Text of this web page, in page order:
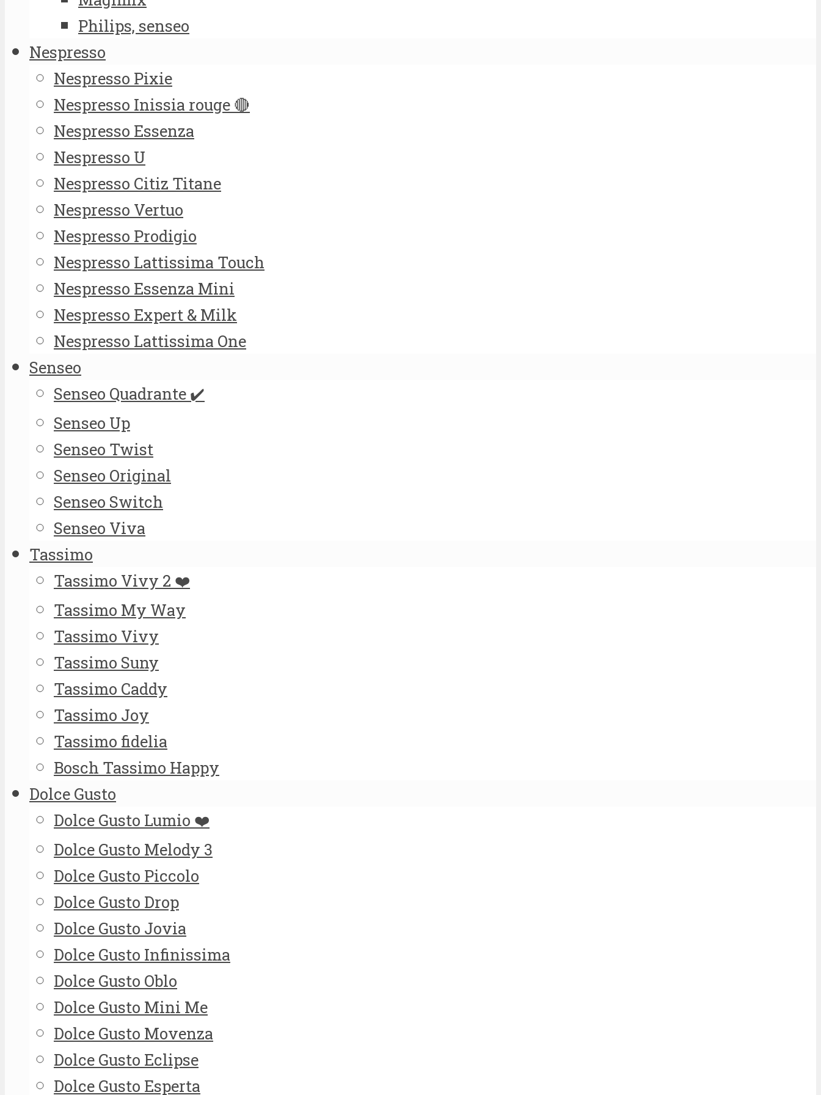
Philips, senseo
Nespresso
Nespresso Pixie
Nespresso Inissia rouge 🔴
Nespresso Essenza
Nespresso U
Nespresso Citiz Titane
Nespresso Vertuo
Nespresso Prodigio
Nespresso Lattissima Touch
Nespresso Essenza Mini
Nespresso Expert & Milk
Nespresso Lattissima One
Senseo
Senseo Quadrante ✔️
Senseo Up
Senseo Twist
Senseo Original
Senseo Switch
Senseo Viva
Tassimo
Tassimo Vivy 2 ❤️
Tassimo My Way
Tassimo Vivy
Tassimo Suny
Tassimo Caddy
Tassimo Joy
Tassimo fidelia
Bosch Tassimo Happy
Dolce Gusto
Dolce Gusto Lumio ❤️
Dolce Gusto Melody 3
Dolce Gusto Piccolo
Dolce Gusto Drop
Dolce Gusto Jovia
Dolce Gusto Infinissima
Dolce Gusto Oblo
Dolce Gusto Mini Me
Dolce Gusto Movenza
Dolce Gusto Eclipse
Dolce Gusto Esperta